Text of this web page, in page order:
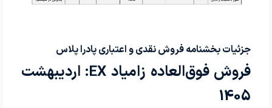
جزئیات بخشنامه فروش نقدی و اعتباری پادرا پلاس
فروش فوق‌العاده زامیاد EX: اردیبهشت
1405